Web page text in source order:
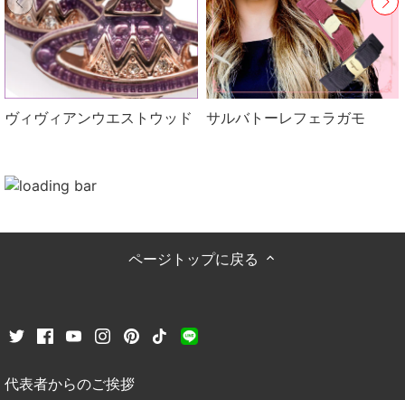
ヴィヴィアンウエストウッド サルバトーレフェラガモ
ページトップに戻る
代表者からのご挨拶